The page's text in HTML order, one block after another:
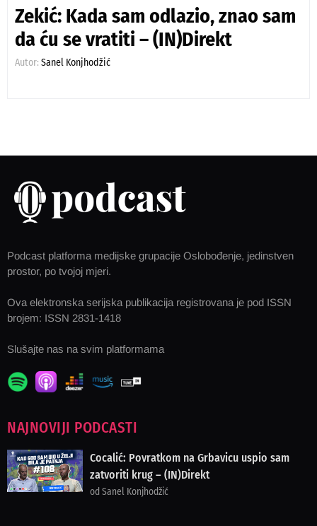
Zekić: Kada sam odlazio, znao sam
da ću se vratiti – (IN)Direkt
Autor: Sanel Konjhodžić
Podcast platforma medijske grupacije Oslobođenje, jedinstven
prostor, po tvojoj mjeri.
Ova elektronska serijska publikacija registrovana je pod ISSN
brojem: ISSN 2831-1418
Slušajte nas na svim platformama
NAJNOVIJI PODCASTI
Cocalić: Povratkom na Grbavicu uspio sam
zatvoriti krug – (IN)Direkt
od Sanel Konjhodžić